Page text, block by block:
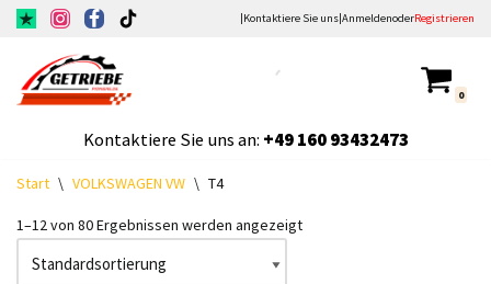
Inhalt
springen
|Kontaktiere Sie uns|AnmeldenoderRegistrieren
0
Kontaktiere Sie uns an: +49160 93432473
Start \ VOLKSWAGEN VW \ T4
1–12 von 80 Ergebnissen werden angezeigt